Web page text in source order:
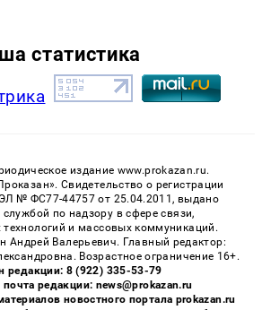
статистика
издание www.prokazan.ru.
Cвидетельство о регистрации
№ ФС77-44757 от 25.04.2011, выдано
по надзору в сфере связи,
и массовых коммуникаций.
Андрей Валерьевич. Главный редактор:
Возрастное ограничение 16+.
редакции: 8 (922) 335-53-79
редакции: news@prokazan.ru
новостного портала prokazan.ru